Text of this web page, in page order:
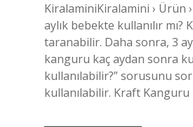
KiralaminiKiralamini › Ürün
aylık bebekte kullanılır
taranabilir. Daha sonra, 3
kanguru kaç aydan sonra
kullanılabilir?” sorusunu
kullanılabilir. Kraft